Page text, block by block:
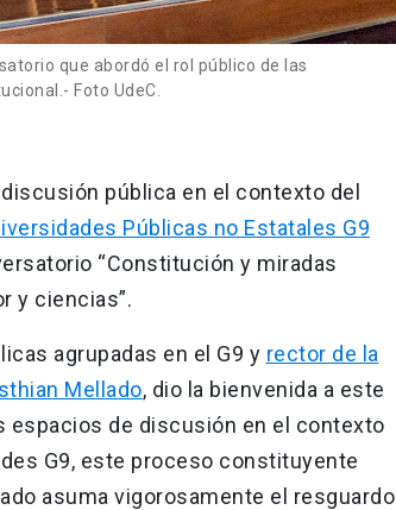
que abordó el rol público de las
Foto UdeC.
pública en el contexto del
Públicas no Estatales G9
“Constitución y miradas
y ciencias”.
agrupadas en el G9 y rector de la
Mellado, dio la bienvenida a este
espacios de discusión en el contexto
G9, este proceso constituyente
asuma vigorosamente el resguardo